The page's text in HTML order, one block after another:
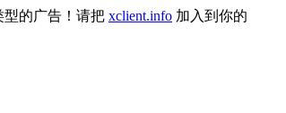
的广告！请把 xclient.info 加入到你的